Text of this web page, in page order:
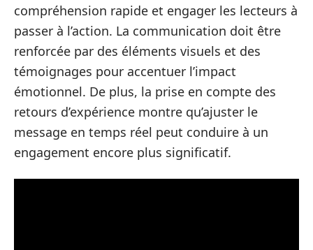
compréhension rapide et engager les lecteurs à
passer à l’action. La communication doit être
renforcée par des éléments visuels et des
témoignages pour accentuer l’impact
émotionnel. De plus, la prise en compte des
retours d’expérience montre qu’ajuster le
message en temps réel peut conduire à un
engagement encore plus significatif.